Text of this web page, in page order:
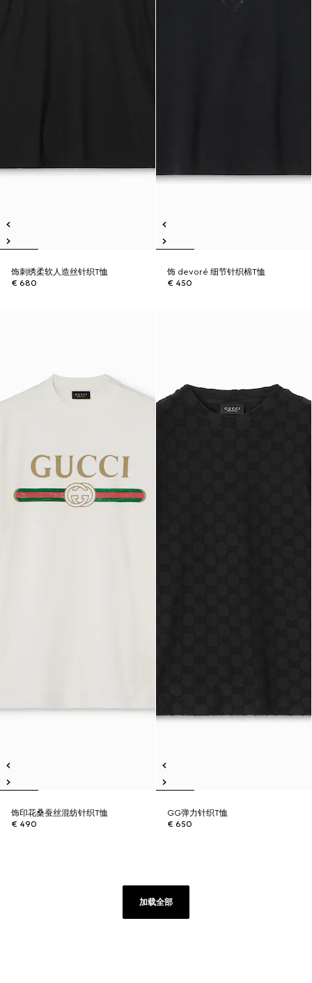
饰刺绣柔软人造丝针织T恤
€ 680
饰 devoré 细节针织棉T恤
€ 450
饰印花桑蚕丝混纺针织T恤
€ 490
GG弹力针织T恤
€ 650
加载全部